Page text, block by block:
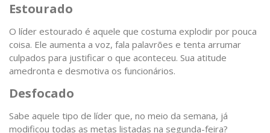
Estourado
O líder estourado é aquele que costuma explodir por pouca
coisa. Ele aumenta a voz, fala palavrões e tenta arrumar
culpados para justificar o que aconteceu. Sua atitude
amedronta e desmotiva os funcionários.
Desfocado
Sabe aquele tipo de líder que, no meio da semana, já
modificou todas as metas listadas na segunda-feira?